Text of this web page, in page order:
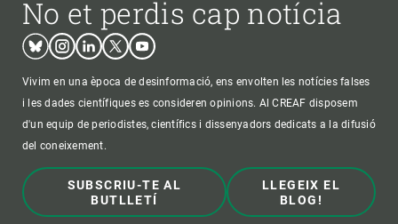
No et perdis cap notícia
BlueskyInstagram
LinkedinTwitterYoutube
Vivim en una època de desinformació, ens envolten les notícies falses
i les dades científiques es consideren opinions. Al CREAF disposem
d'un equip de periodistes, científics i dissenyadors dedicats a la difusió
del coneixement.
SUBSCRIU-TE AL
BUTLLETÍ
LLEGEIX EL
BLOG!